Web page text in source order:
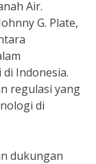
Air.
G. Plate,
Indonesia.
regulasi yang
di
dukungan